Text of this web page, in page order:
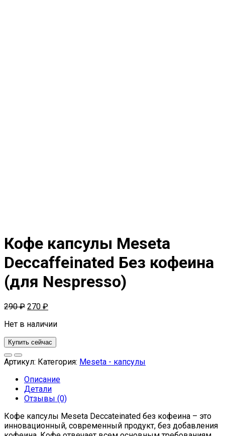
Кофе капсулы Meseta
Deccaffeinated Без кофеина
(для Nespresso)
290₽ 270 ₽
Нет в наличии
Купить сейчас
Артикул: Категория: Meseta - капсулы
Описание
Детали
Отзывы (0)
Кофе капсулы Meseta Deccateinated без кофеина – это
инновационный, современный продукт, без добавления